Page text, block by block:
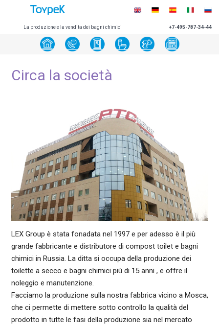
La produzione e la vendita dei bagni chimici +7-495-787-34-44
Circa la società
LEX Group è stata fonadata nel 1997 e per adesso è il più
grande fabbricante e distributore di compost toilet e bagni
chimici in Russia. La ditta si occupa della produzione dei
toilette a secco e bagni chimici più di 15 anni , e offre il
noleggio e manutenzione.
Facciamo la produzione sulla nostra fabbrica vicino a Mosca,
che ci permette di mettere sotto controllo la qualità del
prodotto in tutte le fasi della produzione sia nel mercato